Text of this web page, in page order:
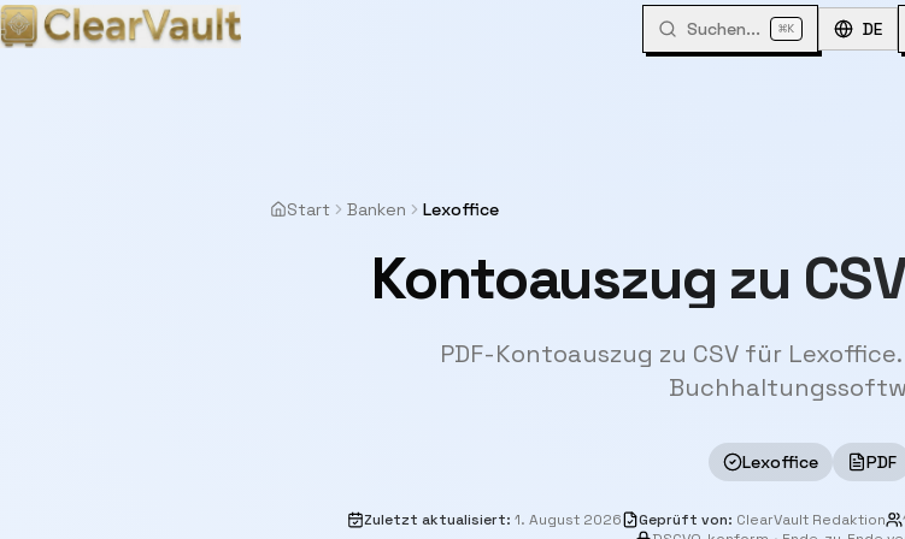
Suchen... ⌘K DE
Start Banken Lexoffice
Kontoauszug zu
PDF-Kontoauszug zu CSV für
Lexoffice PDF
Zuletzt aktualisiert: 1. August 2026 Geprüft von: ClearVault Redaktion